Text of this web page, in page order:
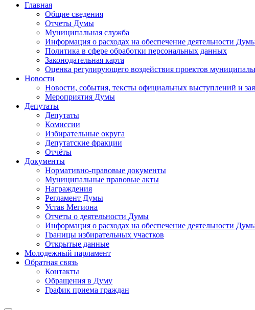
Главная
Общие сведения
Отчеты Думы
Муниципальная служба
Информация о расходах на обеспечение деятельности
Политика в сфере обработки персональных данных
Законодательная карта
Оценка регулирующего воздействия проектов
Новости
Новости, события, тексты официальных выступлений и
Мероприятия Думы
Депутаты
Депутаты
Комиссии
Избирательные округа
Депутатские фракции
Отчёты
Документы
Нормативно-правовые документы
Муниципальные правовые акты
Награждения
Регламент Думы
Устав Мегиона
Отчеты о деятельности Думы
Информация о расходах на обеспечение деятельности
Границы избирательных участков
Открытые данные
Молодежный парламент
Обратная связь
Контакты
Обращения в Думу
График приема граждан